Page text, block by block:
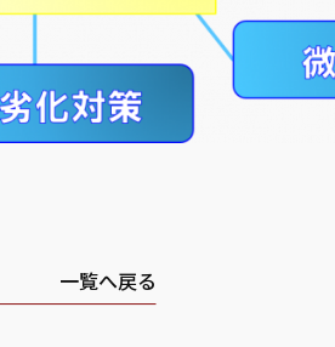
一覧へ戻る